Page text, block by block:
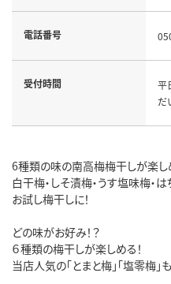
電話番号
受付時間
平
だ
6種類の味の南高梅梅干しが楽
白干梅・しそ漬梅・うす塩味梅・は
お試し梅干しに！
どの味がお好み！？
６種類の梅干しが楽しめる！
当店人気の「とまと梅」「塩零梅」